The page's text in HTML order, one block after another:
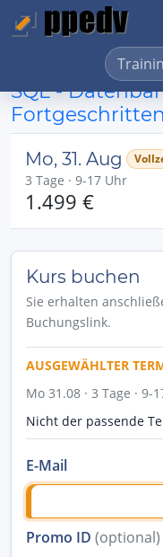
SQL -
Mo, 31. Aug
3 Tage · 9-17 Uhr
1.499 €
Kurs buchen
Sie erhalten
Buchungslink.
AUSGEWÄHLTER
Mo 31.08 · 3 Tage · 9-
Nicht der passende
E-Mail
Promo ID (optional)